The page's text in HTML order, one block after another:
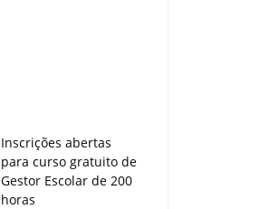
Inscrições abertas
para curso gratuito de
Gestor Escolar de 200
horas